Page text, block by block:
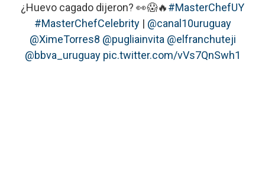
¿Huevo cagado dijeron? 👀😱🔥#MasterChefUY
#MasterChefCelebrity| @canal10uruguay
@XimeTorres8 @pugliainvita @elfranchuteji
@bbva_uruguay pic.twitter.com/vVs7QnSwh1